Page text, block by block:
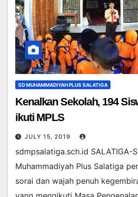
SD MUHAMMADIYAH PLUS SALATIGA
Kenalkan Sekolah, 194
ikuti MPLS
JULY 15, 2019
sdmpsalatiga.sch.id SALATIGA-
Muhammadiyah Plus Salatiga
sorai dan wajah penuh